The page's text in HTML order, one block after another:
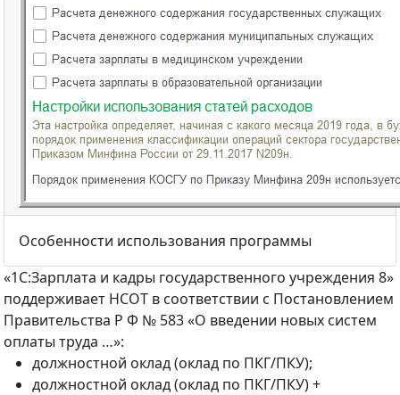
Особенности использования программы
«1С:Зарплата и кадры государственного учреждения 8»
поддерживает НСОТ в соответствии с Постановлением
Правительства Р Ф № 583 «О введении новых систем
оплаты труда …»:
должностной оклад (оклад по ПКГ/ПКУ);
должностной оклад (оклад по ПКГ/ПКУ) +